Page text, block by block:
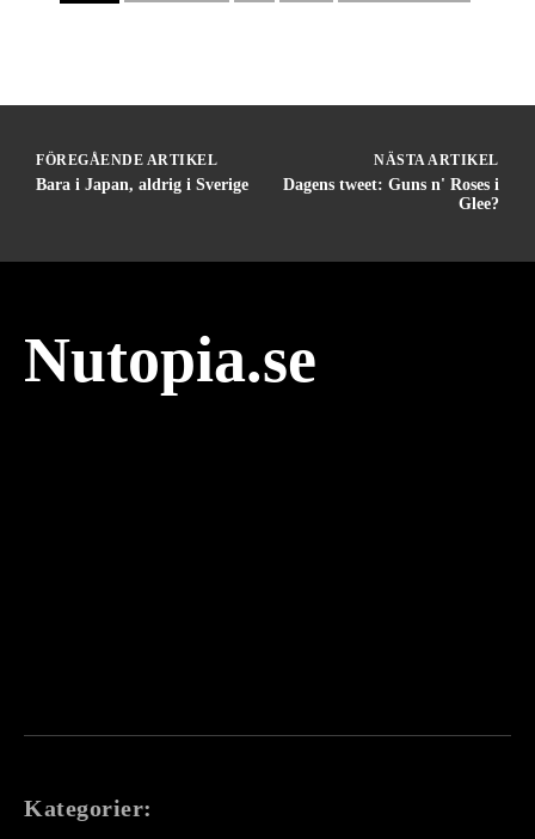
FÖREGÅENDE ARTIKEL
Bara i Japan, aldrig i Sverige
NÄSTA ARTIKEL
Dagens tweet: Guns n' Roses i
Glee?
Nutopia.se
Kategorier: